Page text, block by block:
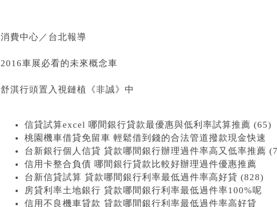
消費中心／台北報導
2016車展必看的未來概念車
舒淇行頭置入視鏈植《非誠》中
信貸試算excel 哪間銀行貸款最優惠與低利率試算推薦 (65)
桃園機車借貸免留車 輕鬆借到錢的合法管道撥款現金快速
台新銀行個人信貸 貸款哪間銀行辦理過件率高又低率推薦
信用卡整合負債 哪間銀行貸款比較好辦理過件優惠推薦
台新信貸試算 貸款哪間銀行利率最低過件率高好貸 (828)
房貸利率土地銀行 貸款哪間銀行利率最低過件率100%呢
信用不良機車貸款 貸款哪間銀行利率最低過件率高好貸